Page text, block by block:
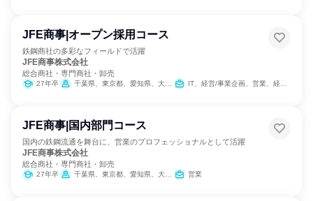
JFE商事|オープン採用コース
鉄鋼商社の多彩なフィールドで活躍
JFE商事株式会社
総合商社・専門商社・卸売
27年卒 千葉県、東京都、愛知県、大阪府、岡山県、広島県、福岡県 IT、経営/事業企画、営業、経理/税務/財務、人事、総務、法務/知財
JFE商事|国内部門コース
国内の鉄鋼流通を舞台に、営業のプロフェッショナルとして活躍
JFE商事株式会社
総合商社・専門商社・卸売
27年卒 千葉県、東京都、愛知県、大阪府、岡山県、広島県、福岡県 営業